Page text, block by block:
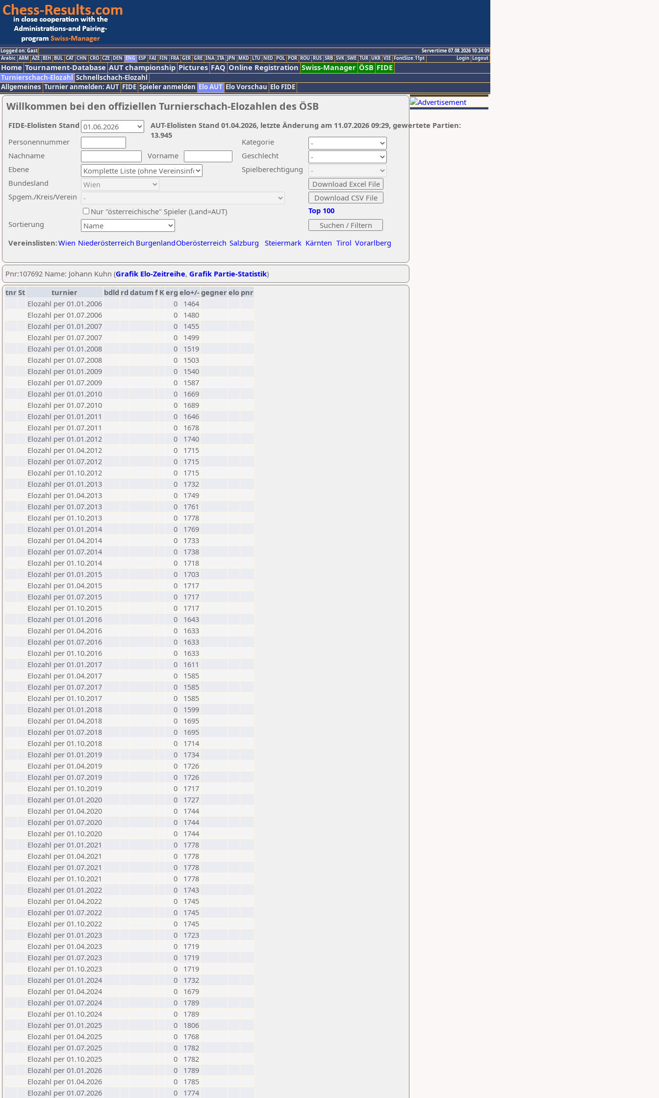
Logged on: Gast
Servertime 07.08.2026 10:24:09
Logout
Login
Arabic ARM AZE BIH BUL CAT CHN CRO CZE DEN ENG ESP FAI FIN FRA GER GRE INA ITA JPN MKD LTU NED POL POR ROU RUS SRB SVK SWE TUR UKR VIE FontSize:11pt
Home Tournament-Database AUT championship Pictures FAQ Online Registration Swiss-Manager ÖSB FIDE
Turnierschach-Elozahl Schnellschach-Elozahl
Allgemeines Turnier anmelden: AUT FIDE Spieler anmelden Elo AUT Elo Vorschau Elo FIDE
Willkommen bei den offiziellen Turnierschach-Elozahlen des ÖSB
Nachname
Vorname
Ebene
Kategorie
Sortierung
Personennummer
Bundesland
Spgem./Kreis/Verein
Geschlecht
Nur "österreichische" Spieler (Land=AUT)
Spielberechtigung
Vereinslisten:Wien Niederösterreich BurgenlandOberösterreich Salzburg Steiermark Kärnten Tirol Vorarlberg
Top 100
AUT-Elolisten Stand 01.04.2026, letzte Änderung am 11.07.2026 09:29, gewertete Partien:
13.945
FIDE-Elolisten Stand
Pnr:107692 Name: Johann Kuhn (Grafik Elo-Zeitreihe, Grafik Partie-Statistik)
tnrSt turnier bdld rd datumf Kerg elo+/-gegnerelo pnr
Elozahl per 01.01.2006
0
1464
Elozahl per 01.07.2006
0
1480
Elozahl per 01.01.2007
0
1455
Elozahl per 01.07.2007
0
1499
Elozahl per 01.01.2008
0
1519
Elozahl per 01.07.2008
0
1503
Elozahl per 01.01.2009
0
1540
Elozahl per 01.07.2009
0
1587
Elozahl per 01.01.2010
0
1669
Elozahl per 01.07.2010
0
1689
Elozahl per 01.01.2011
0
1646
Elozahl per 01.07.2011
0
1678
Elozahl per 01.01.2012
0
1740
Elozahl per 01.04.2012
0
1715
Elozahl per 01.07.2012
0
1715
Elozahl per 01.10.2012
0
1715
Elozahl per 01.01.2013
0
1732
Elozahl per 01.04.2013
0
1749
Elozahl per 01.07.2013
0
1761
Elozahl per 01.10.2013
0
1778
Elozahl per 01.01.2014
0
1769
Elozahl per 01.04.2014
0
1733
Elozahl per 01.07.2014
0
1738
Elozahl per 01.10.2014
0
1718
Elozahl per 01.01.2015
0
1703
Elozahl per 01.04.2015
0
1717
Elozahl per 01.07.2015
0
1717
Elozahl per 01.10.2015
0
1717
Elozahl per 01.01.2016
0
1643
Elozahl per 01.04.2016
0
1633
Elozahl per 01.07.2016
0
1633
Elozahl per 01.10.2016
0
1633
Elozahl per 01.01.2017
0
1611
Elozahl per 01.04.2017
0
1585
Elozahl per 01.07.2017
0
1585
Elozahl per 01.10.2017
0
1585
Elozahl per 01.01.2018
0
1599
Elozahl per 01.04.2018
0
1695
Elozahl per 01.07.2018
0
1695
Elozahl per 01.10.2018
0
1714
Elozahl per 01.01.2019
0
1734
Elozahl per 01.04.2019
0
1726
Elozahl per 01.07.2019
0
1726
Elozahl per 01.10.2019
0
1717
Elozahl per 01.01.2020
0
1727
Elozahl per 01.04.2020
0
1744
Elozahl per 01.07.2020
0
1744
Elozahl per 01.10.2020
0
1744
Elozahl per 01.01.2021
0
1778
Elozahl per 01.04.2021
0
1778
Elozahl per 01.07.2021
0
1778
Elozahl per 01.10.2021
0
1778
Elozahl per 01.01.2022
0
1743
Elozahl per 01.04.2022
0
1745
Elozahl per 01.07.2022
0
1745
Elozahl per 01.10.2022
0
1745
Elozahl per 01.01.2023
0
1723
Elozahl per 01.04.2023
0
1719
Elozahl per 01.07.2023
0
1719
Elozahl per 01.10.2023
0
1719
Elozahl per 01.01.2024
0
1732
Elozahl per 01.04.2024
0
1679
Elozahl per 01.07.2024
0
1789
Elozahl per 01.10.2024
0
1789
Elozahl per 01.01.2025
0
1806
Elozahl per 01.04.2025
0
1768
Elozahl per 01.07.2025
0
1782
Elozahl per 01.10.2025
0
1782
Elozahl per 01.01.2026
0
1789
Elozahl per 01.04.2026
0
1785
Elozahl per 01.07.2026
0 1774